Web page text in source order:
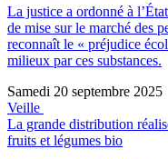
La justice a ordonné à
de mise sur le marché des
reconnaît le « préjudice
milieux par ces substances.
Samedi 20 septembre 2025
Veille
La grande distribution
fruits et légumes bio